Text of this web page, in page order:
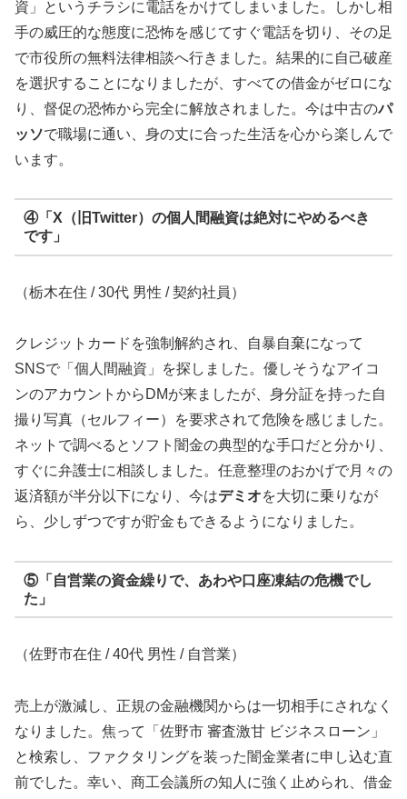
資」というチラシに電話をかけてしまいました。しかし相
手の威圧的な態度に恐怖を感じてすぐ電話を切り、その足
で市役所の無料法律相談へ行きました。結果的に自己破産
を選択することになりましたが、すべての借金がゼロにな
り、督促の恐怖から完全に解放されました。今は中古のパ
ッソで職場に通い、身の丈に合った生活を心から楽しんで
います。
④「X（旧Twitter）の個人間融資は絶対にやめるべき
です」
（栃木在住 / 30代 男性 / 契約社員）
クレジットカードを強制解約され、自暴自棄になって
SNSで「個人間融資」を探しました。優しそうなアイコ
ンのアカウントからDMが来ましたが、身分証を持った自
撮り写真（セルフィー）を要求されて危険を感じました。
ネットで調べるとソフト闇金の典型的な手口だと分かり、
すぐに弁護士に相談しました。任意整理のおかげで月々の
返済額が半分以下になり、今はデミオを大切に乗りなが
ら、少しずつですが貯金もできるようになりました。
⑤「自営業の資金繰りで、あわや口座凍結の危機でし
た」
（佐野市在住 / 40代 男性 / 自営業）
売上が激減し、正規の金融機関からは一切相手にされなく
なりました。焦って「佐野市 審査激甘 ビジネスローン」
と検索し、ファクタリングを装った闇金業者に申し込む直
前でした。幸い、商工会議所の知人に強く止められ、借金